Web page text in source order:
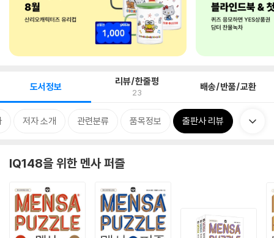
도서정보 리뷰/한줄평
23 배송/반품/교환
저자 소개 관련분류 품목정보 출판사 리뷰
IQ148을 위한 멘사 퍼즐